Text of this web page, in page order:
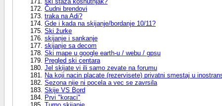
Čudni brendovi
traka na Adi?
Gde i kada na skijanje/bordanje 10/11?
Ski žurke
skijanje i sankanje
skijanje sa decom
Ski mape u google earth-u / webu / gpsu
Pregled ski centara
Jel skijate vi ili samo zevate na forumu
Na koji nacin placate (rezervisete) privatni smestaj u
Sezona nije ni pocela a vec se zavrsila
Skije VS Bord
Prvi "koraci"